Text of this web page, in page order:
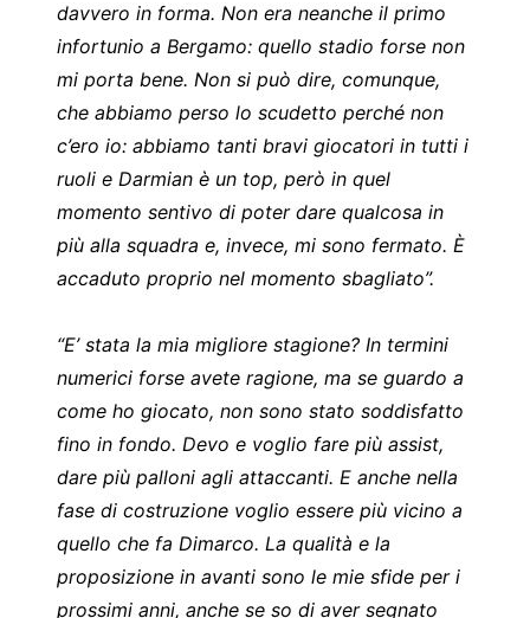
davvero in forma. Non era neanche il primo
infortunio a Bergamo: quello stadio forse non
mi porta bene. Non si può dire, comunque,
che abbiamo perso lo scudetto perché non
c’ero io: abbiamo tanti bravi giocatori in tutti i
ruoli e Darmian è un top, però in quel
momento sentivo di poter dare qualcosa in
più alla squadra e, invece, mi sono fermato. È
accaduto proprio nel momento sbagliato”.
“E’ stata la mia migliore stagione? In termini
numerici forse avete ragione, ma se guardo a
come ho giocato, non sono stato soddisfatto
fino in fondo. Devo e voglio fare più assist,
dare più palloni agli attaccanti. E anche nella
fase di costruzione voglio essere più vicino a
quello che fa Dimarco. La qualità e la
proposizione in avanti sono le mie sfide per i
prossimi anni, anche se so di aver segnato